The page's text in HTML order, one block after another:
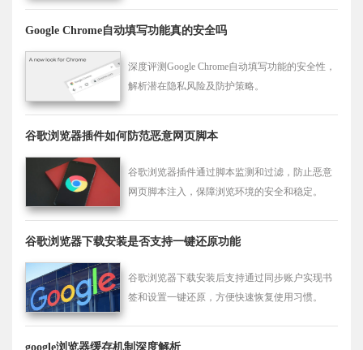
Google Chrome自动填写功能真的安全吗
深度评测Google Chrome自动填写功能的安全性，
解析潜在隐私风险及防护策略。
谷歌浏览器插件如何防范恶意网页脚本
谷歌浏览器插件通过脚本监测和过滤，防止恶意
网页脚本注入，保障浏览环境的安全和稳定。
谷歌浏览器下载安装是否支持一键还原功能
谷歌浏览器下载安装后支持通过同步账户实现书
签和设置一键还原，方便快速恢复使用习惯。
google浏览器缓存机制深度解析